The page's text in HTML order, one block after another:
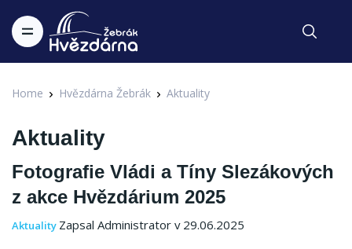
Home Hvězdárna Žebrák Aktuality
Aktuality
Fotografie Vládi a Tíny Slezákových
z akce Hvězdárium 2025
Aktuality Zapsal Administrator v 29.06.2025